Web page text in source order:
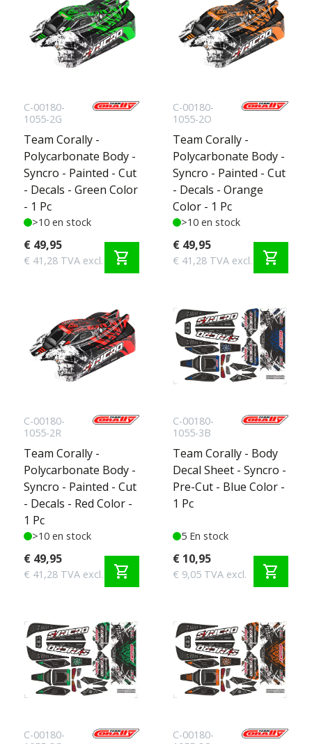
C-00180-
1055-2G
Team Corally -
Polycarbonate Body -
Syncro - Painted - Cut
- Decals - Green Color
- 1 Pc
>10 en stock
€ 49,95
€ 41,28 TVA excl. shopping_cart
C-00180-
1055-2O
Team Corally -
Polycarbonate Body -
Syncro - Painted - Cut
- Decals - Orange
Color - 1 Pc
>10 en stock
€ 49,95
€ 41,28 TVA excl. shopping_cart
C-00180-
1055-2R
Team Corally -
Polycarbonate Body -
Syncro - Painted - Cut
- Decals - Red Color -
1 Pc
>10 en stock
€ 49,95
€ 41,28 TVA excl. shopping_cart
C-00180-
1055-3B
Team Corally - Body
Decal Sheet - Syncro -
Pre-Cut - Blue Color -
1 Pc
5 En stock
€ 10,95
€ 9,05 TVA excl. shopping_cart
C-00180-
C-00180-